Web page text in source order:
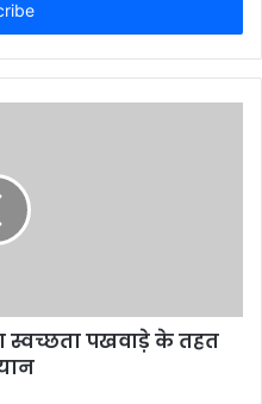
स्वच्छता पखवाड़े के तहत